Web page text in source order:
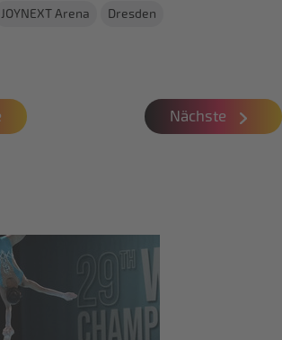
JOYNEXT Arena Dresden
Nächste